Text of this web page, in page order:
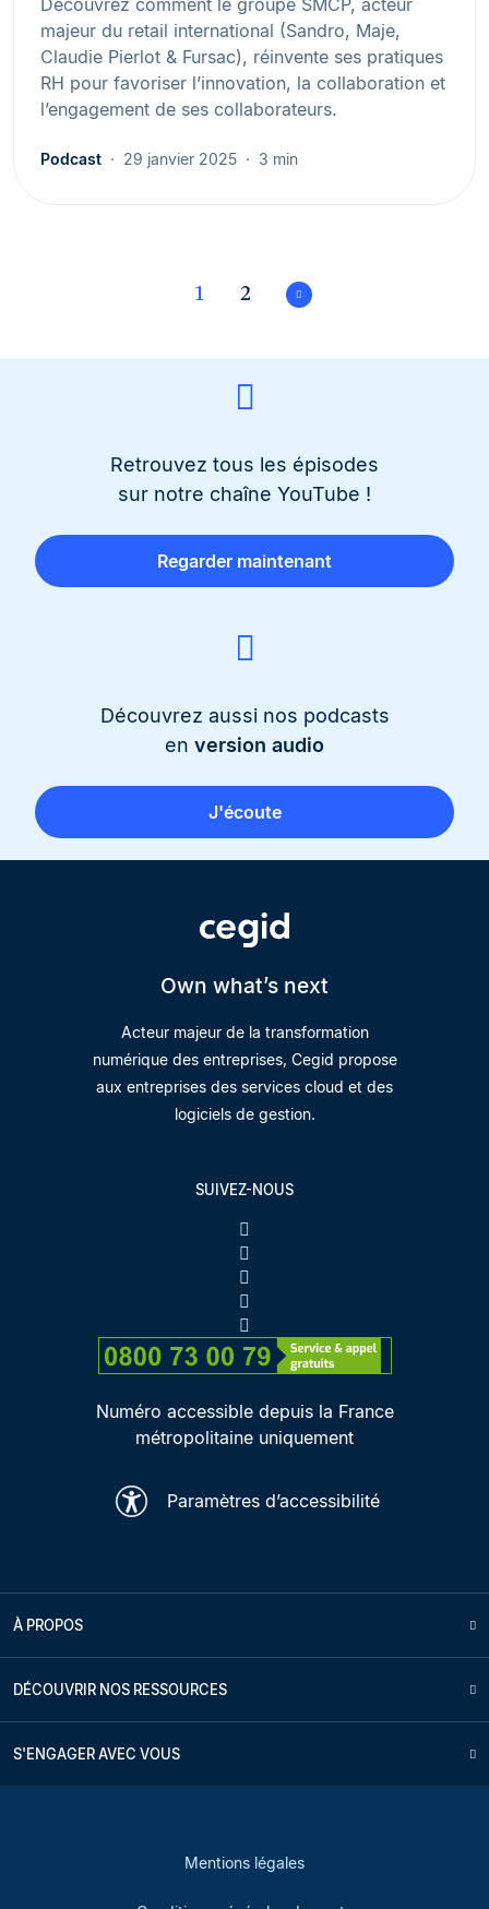
majeur du retail international (Sandro, Maje,
Claudie Pierlot & Fursac), réinvente ses pratiques
RH pour favoriser l’innovation, la collaboration et
l’engagement de ses collaborateurs.
Podcast 29 janvier 2025 3 min
1 2
Retrouvez tous les épisodes
sur notre chaîne YouTube !
Regarder maintenant
Découvrez aussi nos podcasts
en version audio
J'écoute
Own what’s next
Acteur majeur de la transformation
numérique des entreprises, Cegid propose
aux entreprises des services cloud et des
logiciels de gestion.
SUIVEZ-NOUS
Numéro accessible depuis la France
métropolitaine uniquement
Paramètres d’accessibilité
À PROPOS
DÉCOUVRIR NOS RESSOURCES
S'ENGAGER AVEC VOUS
Mentions légales